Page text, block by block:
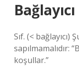
Sıf. (<
sapılmamalıdır:
koşullar.”